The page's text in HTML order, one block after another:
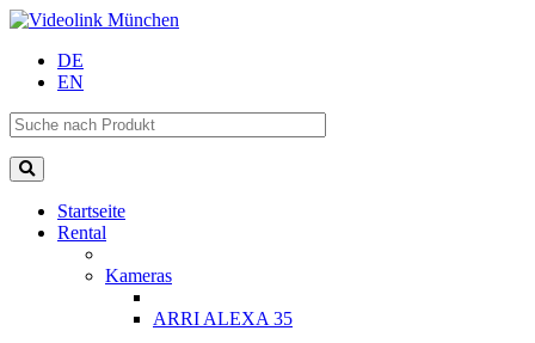
DE
EN
Startseite
Rental
Kameras
ARRI ALEXA 35